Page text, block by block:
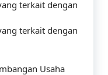
terkait dengan
terkait dengan
Usaha